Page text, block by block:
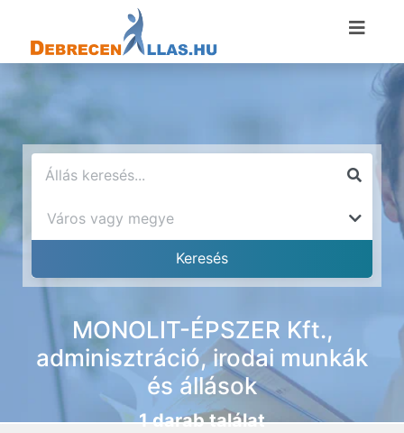
MONOLIT-ÉPSZER Kft.,
adminisztráció, irodai munkák
és állások
1 darab találat